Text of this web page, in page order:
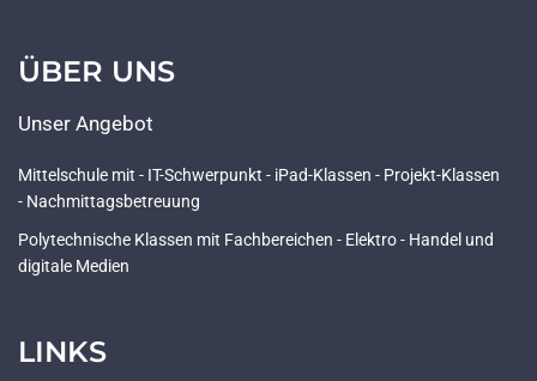
ÜBER UNS
Unser Angebot
Mittelschule mit - IT-Schwerpunkt - iPad-Klassen - Projekt-Klassen
- Nachmittagsbetreuung
Polytechnische Klassen mit Fachbereichen - Elektro - Handel und
digitale Medien
LINKS